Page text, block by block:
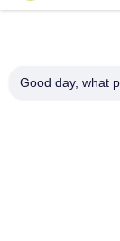
Good day, what